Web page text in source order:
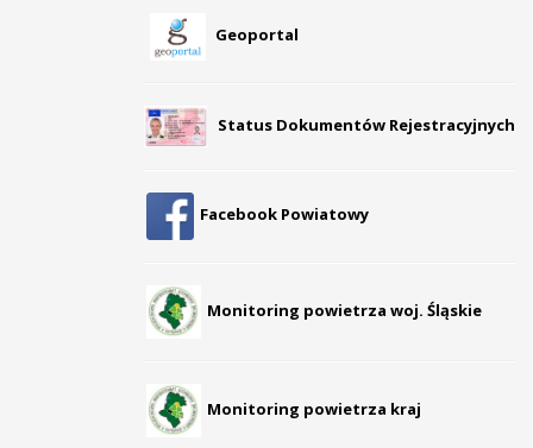
Geoportal
Status Dokumentów Rejestracyjnych
Facebook Powiatowy
Monitoring powietrza woj. Śląskie
Monitoring powietrza kraj